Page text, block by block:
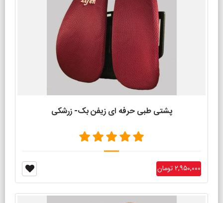
پشتی طبی حرفه ای زیفن بک- زرشکی
۲,۹۵۰,۰۰۰ تومان